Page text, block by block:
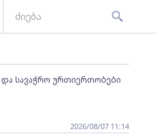
სავაჭრო ურთიერთობები
2026/08/07 11:14